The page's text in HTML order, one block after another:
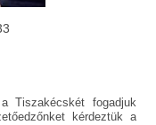
Tiszakécskét fogadjuk
kérdeztük a